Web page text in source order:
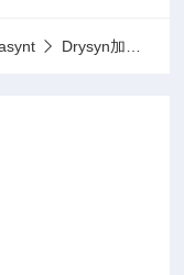
Drysyn加热和冷却合成模块